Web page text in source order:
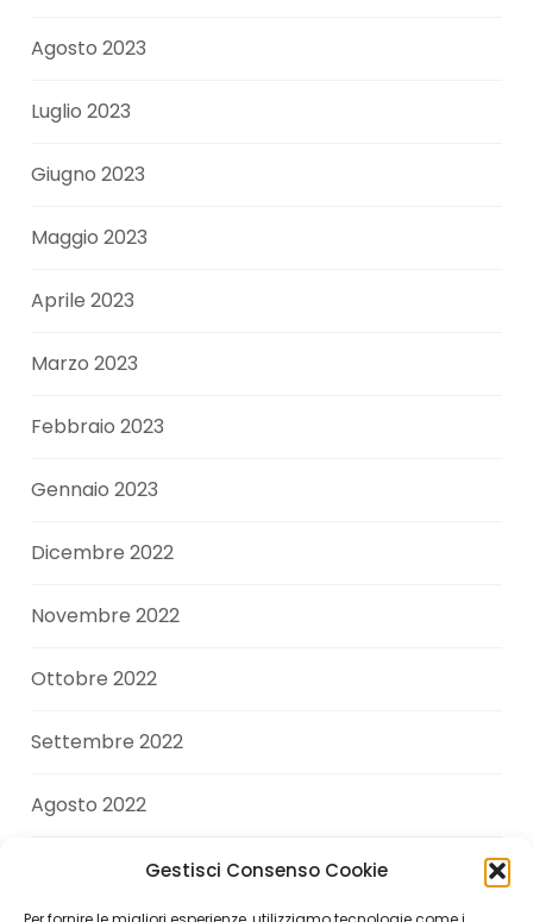
Gestisci Consenso Cookie
Agosto 2023
Luglio 2023
Giugno 2023
Maggio 2023
Aprile 2023
Marzo 2023
Febbraio 2023
Gennaio 2023
Dicembre 2022
Novembre 2022
Ottobre 2022
Settembre 2022
Agosto 2022